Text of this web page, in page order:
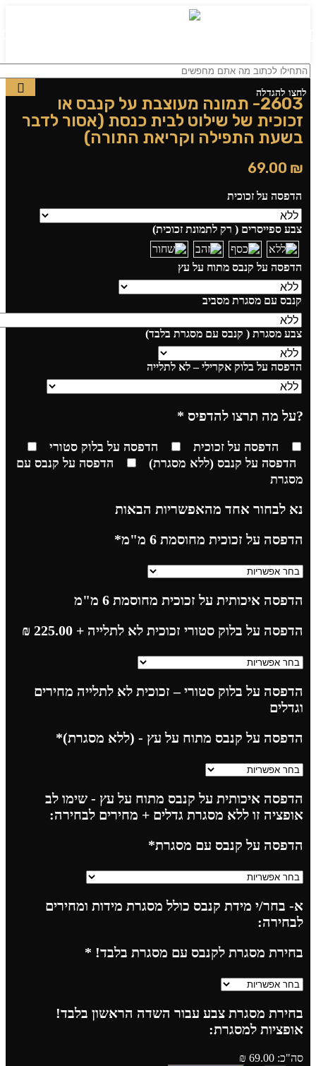
2603- תמונה מעוצבת על קנבס או
זכוכית של שילוט לבית כנסת (אסור לדבר
בשעת התפילה וקריאת התורה)
69.00 ₪
הדפסה על זכוכית
צבע ספייסרים ( רק לתמונת זכוכית)
הדפסה על קנבס מתוח על עץ
קנבס עם מסגרת מסביב
צבע מסגרת ( קנבס עם מסגרת בלבד)
הדפסה על בלוק אקרילי – לא לתלייה
?על מה תרצו להדפיס *
הדפסה על זכוכית
הדפסה על בלוק סטורי
הדפסה על קנבס (ללא מסגרת)
הדפסה על קנבס עם
מסגרת
נא לבחור אחד מהאפשריות הבאות
הדפסה על זכוכית מחוסמת 6 מ"מ
*
הדפסה איכותית על זכוכית מחוסמת 6 מ"מ
הדפסה על בלוק סטורי זכוכית לא לתלייה + 225.00
₪
הדפסה על בלוק סטורי – זכוכית לא לתלייה מחירים
וגדלים
הדפסה על קנבס מתוח על עץ - (ללא מסגרת)*
הדפסה איכותית על קנבס מתוח על עץ - שימו לב
אופציה זו ללא מסגרת גדלים + מחירים לבחירה:
הדפסה על קנבס עם מסגרת*
א- בחר/י מידת קנבס כולל מסגרת מידות ומחירים
לבחירה:
בחירת מסגרת לקנבס עם מסגרת בלבד! *
בחירת מסגרת צבע עבור השדה הראשון בלבד!
אופציות למסגרת:
סה"כ: 69.00
₪
לחצו להגדלה